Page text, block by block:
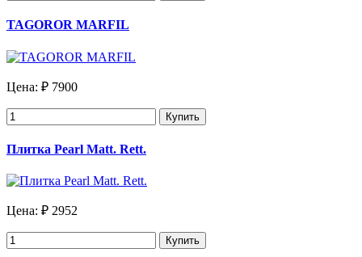
TAGOROR MARFIL
Цена: ₽ 7900
Купить
Плитка Pearl Matt. Rett.
Цена: ₽ 2952
Купить